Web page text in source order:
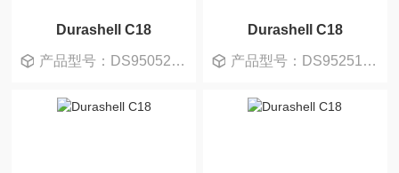
Durashell C18
产品型号：DS950520-0
Durashell C18
产品型号：DS952510-0